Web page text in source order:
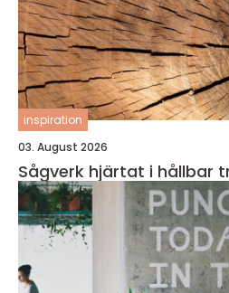
inspiration
03. August 2026
Sågverk hjärtat i